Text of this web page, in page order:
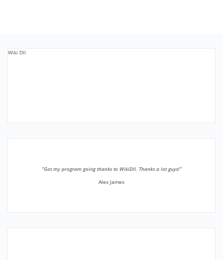
Wiki Dll
”Got my program going thanks to WikiDll. Thanks a lot guys!”
Alex James